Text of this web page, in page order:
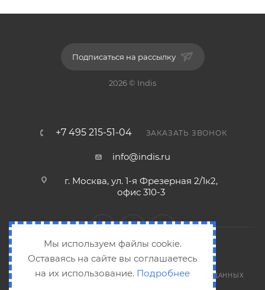
Подписаться на рассылку
2026 © Indis
+7 495 215-51-04 ЗАКАЗАТЬ ЗВОНОК
info@indis.ru
г. Москва, ул. 1-я Фрезерная 2/1к2,
офис 310-3
СОГЛАШЕНИЕ НА ОБРАБОТКУ ПЕРСОНАЛЬНЫХ ДАННЫХ
Мы используем файлы cookie.
Оставаясь на сайте вы соглашаетесь
на их использование. Подробнее